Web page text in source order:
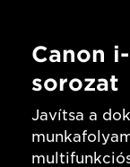
Canon i-
sorozat
Javítsa a